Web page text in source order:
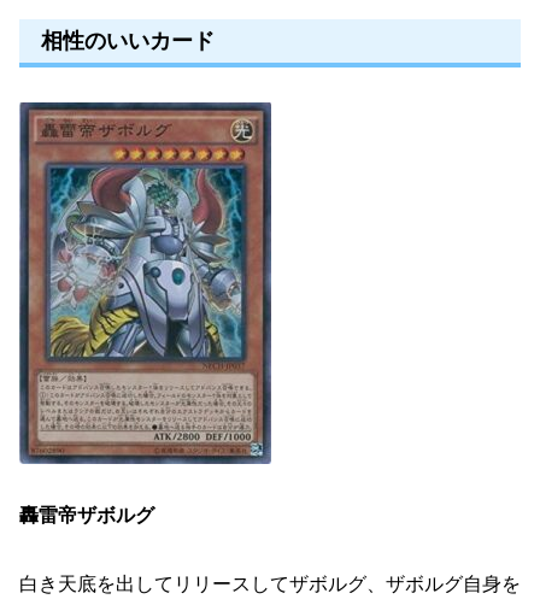
相性のいいカード
轟雷帝ザボルグ
白き天底を出してリリースしてザボルグ、ザボルグ自身を